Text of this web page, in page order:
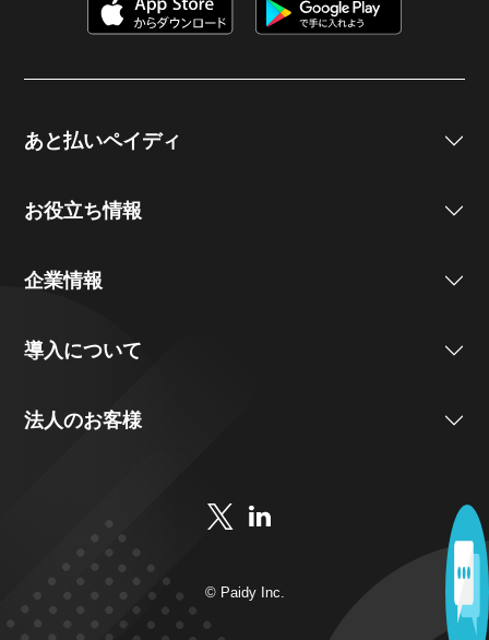
あと払いペイディ
お役立ち情報
企業情報
導入について
法人のお客様
© Paidy Inc.